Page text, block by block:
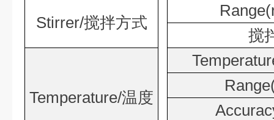
Stirrer/搅拌方式
搅
Temperature/温度